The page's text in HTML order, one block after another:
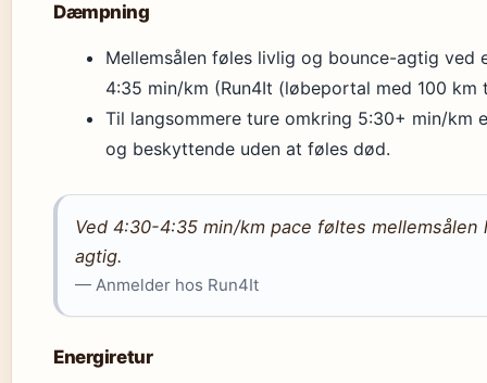
Dæmpning
Mellemsålen føles livlig og bounce-agtig ved
4:35 min/km (Run4It (løbeportal med 100 km
Til langsommere ture omkring 5:30+ min/km
og beskyttende uden at føles død.
Ved 4:30-4:35 min/km pace føltes
agtig.
— Anmelder hos Run4It
Energiretur